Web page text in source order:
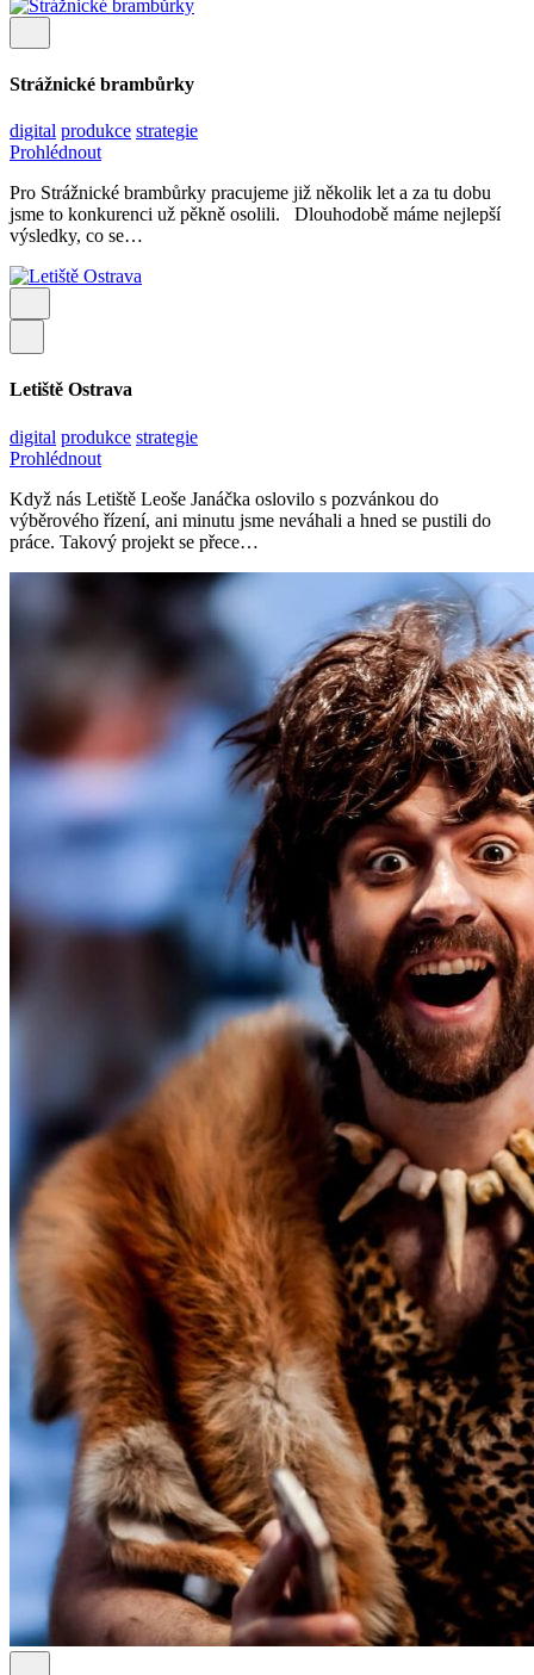
Strážnické brambůrky
digital produkce strategie
Prohlédnout
Pro Strážnické brambůrky pracujeme již několik let a za tu dobu
jsme to konkurenci už pěkně osolili. Dlouhodobě máme nejlepší
výsledky, co se…
Letiště Ostrava
digital produkce strategie
Prohlédnout
Když nás Letiště Leoše Janáčka oslovilo s pozvánkou do
výběrového řízení, ani minutu jsme neváhali a hned se pustili do
práce. Takový projekt se přece…